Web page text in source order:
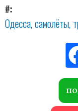
#
Одесса самолёты